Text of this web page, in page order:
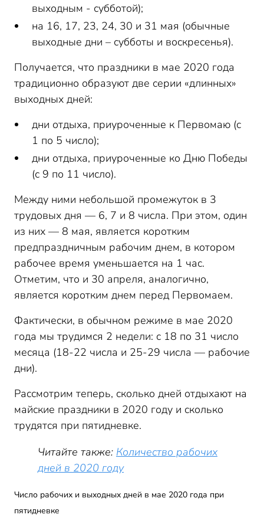
выходным - субботой);
на 16, 17, 23, 24, 30 и 31 мая (обычные
выходные дни – субботы и воскресенья).
Получается, что праздники в мае 2020 года
традиционно образуют две серии «длинных»
выходных дней:
дни отдыха, приуроченные к Первомаю (с
1 по 5 число);
дни отдыха, приуроченные ко Дню Победы
(с 9 по 11 число).
Между ними небольшой промежуток в 3
трудовых дня — 6, 7 и 8 числа. При этом, один
из них — 8 мая, является коротким
предпраздничным рабочим днем, в котором
рабочее время уменьшается на 1 час.
Отметим, что и 30 апреля, аналогично,
является коротким днем перед Первомаем.
Фактически, в обычном режиме в мае 2020
года мы трудимся 2 недели: с 18 по 31 число
месяца (18-22 числа и 25-29 числа — рабочие
дни).
Рассмотрим теперь, сколько дней отдыхают на
майские праздники в 2020 году и сколько
трудятся при пятидневке.
Читайте также: Количество рабочих
дней в 2020 году
Число рабочих и выходных дней в мае 2020 года при
пятидневке